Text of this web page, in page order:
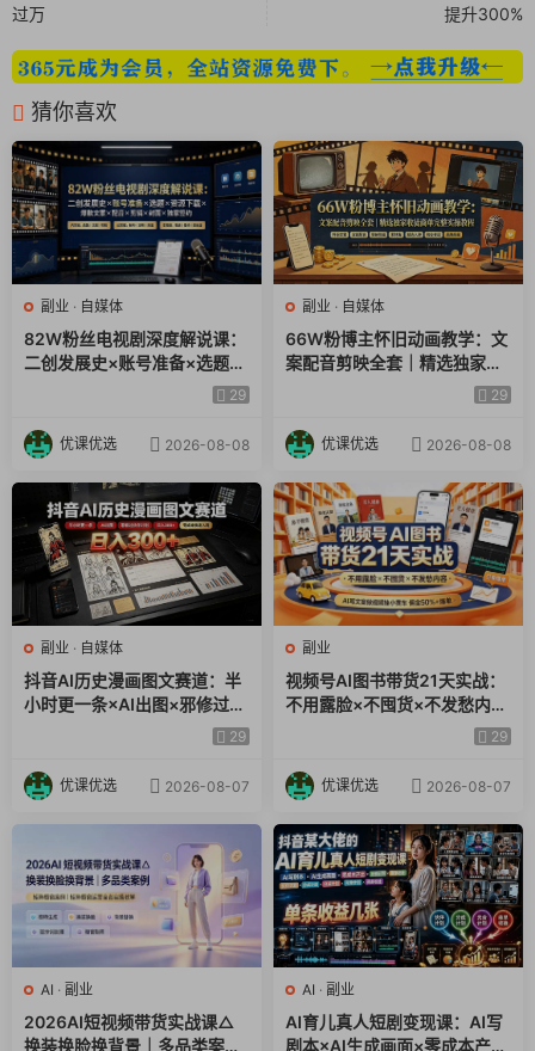
过万
提升300%
猜你喜欢
副业 · 自媒体
82W粉丝电视剧深度解说课：
二创发展史×账号准备×选题×
资源下载×爆款文案×配音×剪29
优课优选 2026-08-08
副业 · 自媒体
66W粉博主怀旧动画教学：文
案配音剪映全套｜精选独家收
29
优课优选 2026-08-08
副业 · 自媒体
抖音AI历史漫画图文赛道：半
小时更一条×AI出图×邪修过伙
伴计划×日入300+，零成本快
29
优课优选 2026-08-07
副业
视频号AI图书带货21天实战：
不用露脸×不囤货×不发愁内
容，AI写文案做视频挂小黄 29
优课优选 2026-08-07
AI · 副业
2026AI短视频带货实战课△
换装换脸换背景｜多品类案例
AI · 副业
AI育儿真人短剧变现课：AI写
剧本×AI生成画面×零成本产出